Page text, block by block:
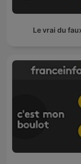
Le vrai du